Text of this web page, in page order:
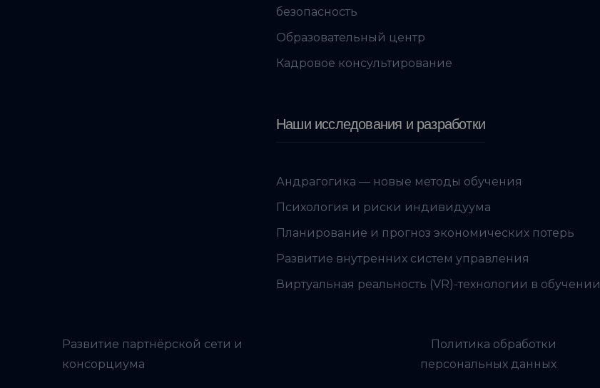
безопасность
Образовательный центр
Кадровое консультирование
Наши исследования и разработки
Андрагогика — новые методы обучения
Психология и риски индивидуума
Планирование и прогноз экономических потерь
Развитие внутренних систем управления
Виртуальная реальность (VR)-технологии в обучении
Развитие партнёрской сети и
консорциума
Политика обработки
персональных данных